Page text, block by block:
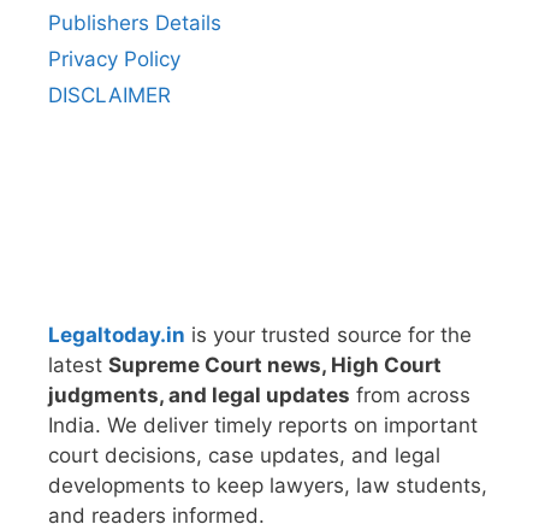
Publishers Details
Privacy Policy
DISCLAIMER
Legaltoday.in is your trusted source for the
latest Supreme Court news, High Court
judgments, and legal updates from across
India. We deliver timely reports on important
court decisions, case updates, and legal
developments to keep lawyers, law students,
and readers informed.